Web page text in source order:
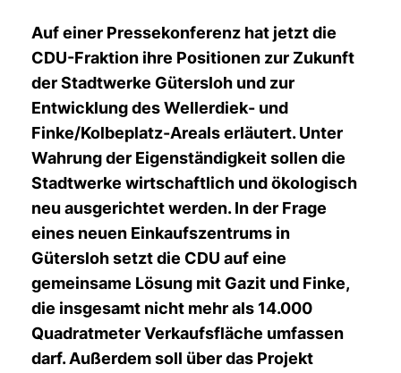
Auf einer Pressekonferenz hat jetzt die
CDU-Fraktion ihre Positionen zur Zukunft
der Stadtwerke Gütersloh und zur
Entwicklung des Wellerdiek- und
Finke/Kolbeplatz-Areals erläutert. Unter
Wahrung der Eigenständigkeit sollen die
Stadtwerke wirtschaftlich und ökologisch
neu ausgerichtet werden. In der Frage
eines neuen Einkaufszentrums in
Gütersloh setzt die CDU auf eine
gemeinsame Lösung mit Gazit und Finke,
die insgesamt nicht mehr als 14.000
Quadratmeter Verkaufsfläche umfassen
darf. Außerdem soll über das Projekt